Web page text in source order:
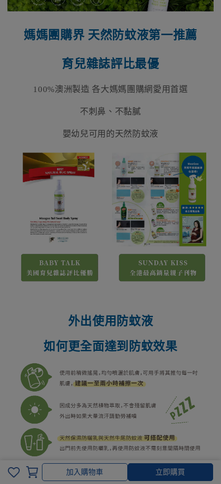
加入購物車
加入購物車 立即購買
媽媽團購界 天然防蚊液第一推薦
育兒雜誌評比最優
100%澳洲製造 各大媽媽團購網愛用首選
不刺鼻、不黏膩
嬰幼兒可用的天然防蚊液
外出使用防蚊液
如何更全面達到防蚊效果
家庭出遊、露營必備